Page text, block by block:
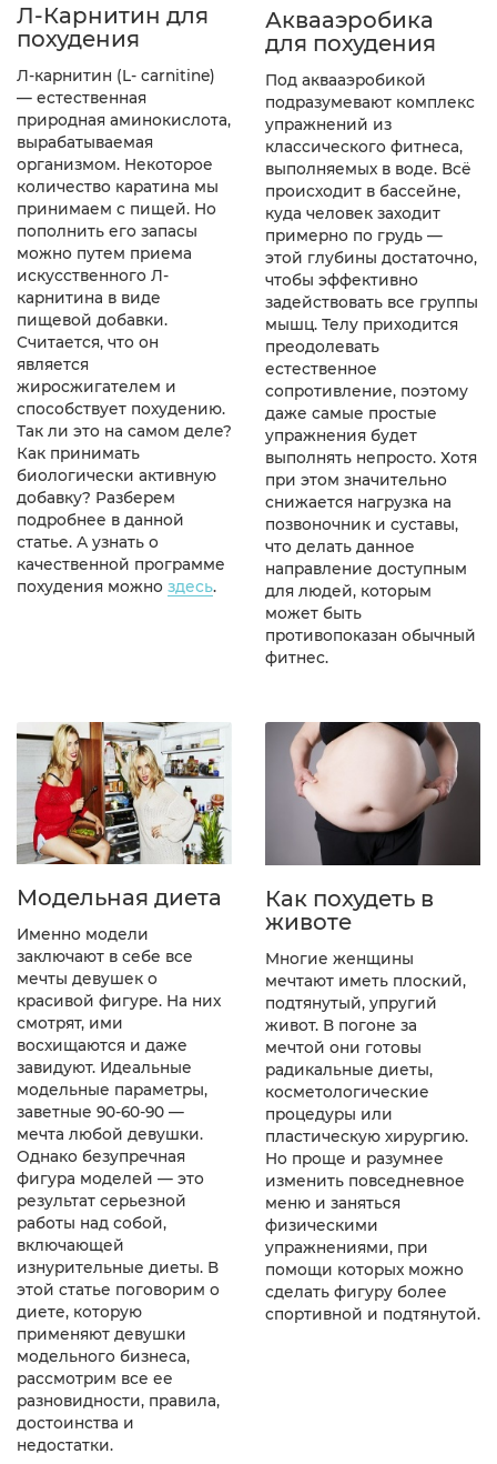
Л-Карнитин для
похудения
Л-карнитин (L- carnitine)
— естественная
природная аминокислота,
вырабатываемая
организмом. Некоторое
количество каратина мы
принимаем с пищей. Но
пополнить его запасы
можно путем приема
искусственного Л-
карнитина в виде
пищевой добавки.
Считается, что он
является
жиросжигателем и
способствует похудению.
Так ли это на самом деле?
Как принимать
биологически активную
добавку? Разберем
подробнее в данной
статье. А узнать о
качественной программе
похудения можно здесь.
Аквааэробика
для похудения
Под аквааэробикой
подразумевают комплекс
упражнений из
классического фитнеса,
выполняемых в воде. Всё
происходит в бассейне,
куда человек заходит
примерно по грудь —
этой глубины достаточно,
чтобы эффективно
задействовать все группы
мышц. Телу приходится
преодолевать
естественное
сопротивление, поэтому
даже самые простые
упражнения будет
выполнять непросто. Хотя
при этом значительно
снижается нагрузка на
позвоночник и суставы,
что делать данное
направление доступным
для людей, которым
может быть
противопоказан обычный
фитнес.
Модельная диета
Именно модели
заключают в себе все
мечты девушек о
красивой фигуре. На них
смотрят, ими
восхищаются и даже
завидуют. Идеальные
модельные параметры,
заветные 90-60-90 —
мечта любой девушки.
Однако безупречная
фигура моделей — это
результат серьезной
работы над собой,
включающей
изнурительные диеты. В
этой статье поговорим о
диете, которую
применяют девушки
модельного бизнеса,
рассмотрим все ее
разновидности, правила,
достоинства и
недостатки.
Как похудеть в
животе
Многие женщины
мечтают иметь плоский,
подтянутый, упругий
живот. В погоне за
мечтой они готовы
радикальные диеты,
косметологические
процедуры или
пластическую хирургию.
Но проще и разумнее
изменить повседневное
меню и заняться
физическими
упражнениями, при
помощи которых можно
сделать фигуру более
спортивной и подтянутой.